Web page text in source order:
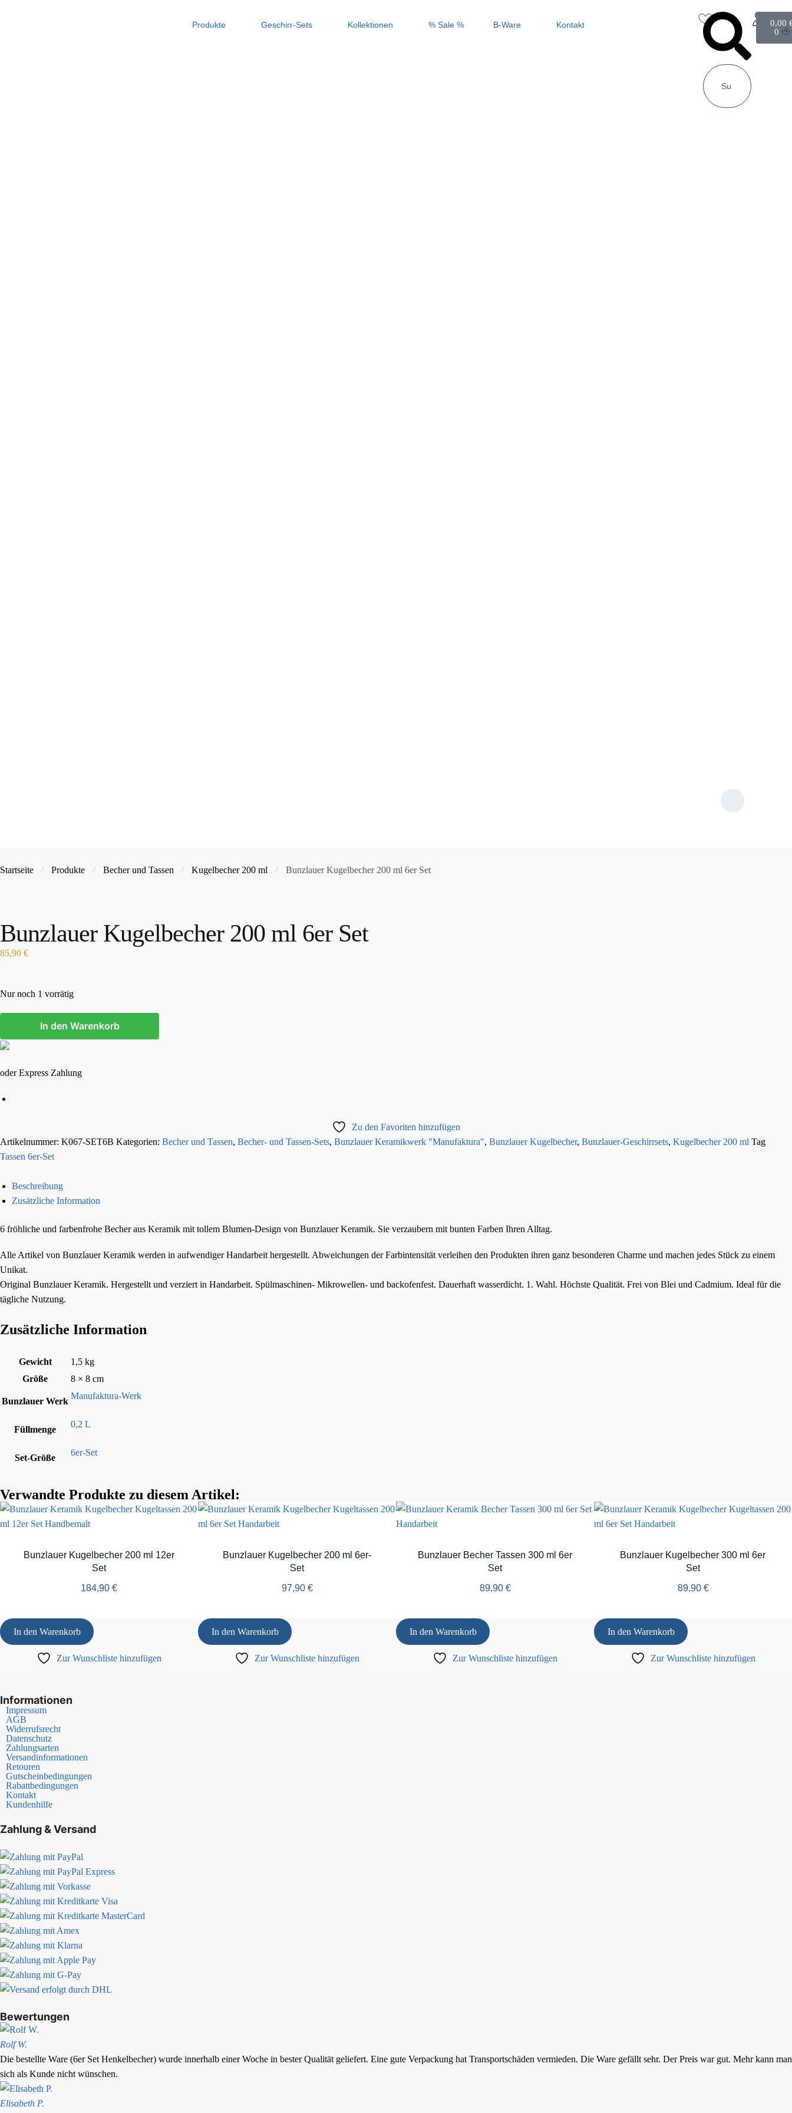
Produkte Geschirr-Sets Kollektionen % Sale % B-Ware Kontakt 0,00
0
Startseite / Produkte / Becher und Tassen / Kugelbecher 200 ml / Bunzlauer Kugelbecher 200 ml 6er Set
Bunzlauer Kugelbecher 200 ml 6er Set
85,90 €
Nur noch 1 vorrätig
In den Warenkorb
oder Express Zahlung
Zu den Favoriten hinzufügen
Artikelnummer: K067-SET6B Kategorien: Becher und Tassen, Becher- und Tassen-Sets, Bunzlauer Keramikwerk "Manufaktura", Bunzlauer Kugelbecher, Bunzlauer-Geschirrsets, Kugelbecher 200 ml Tag
Tassen 6er-Set
Beschreibung
Zusätzliche Information
6 fröhliche und farbenfrohe Becher aus Keramik mit tollem Blumen-Design von Bunzlauer Keramik. Sie verzaubern mit bunten Farben Ihren Alltag.
Alle Artikel von Bunzlauer Keramik werden in aufwendiger Handarbeit hergestellt. Abweichungen der Farbintensität verleihen den Produkten ihren ganz besonderen Charme und machen jedes Stück zu einem
Unikat.
Original Bunzlauer Keramik. Hergestellt und verziert in Handarbeit. Spülmaschinen- Mikrowellen- und backofenfest. Dauerhaft wasserdicht. 1. Wahl. Höchste Qualität. Frei von Blei und Cadmium. Ideal für die
tägliche Nutzung.
Zusätzliche Information
Gewicht
1,5 kg
Größe
8 × 8 cm
Bunzlauer Werk
Manufaktura-Werk
Füllmenge
0,2 L
Set-Größe
6er-Set
Verwandte Produkte zu diesem Artikel:
Bunzlauer Kugelbecher 200 ml 12er
Set
184,90 €
In den Warenkorb
Zur Wunschliste hinzufügen
Bunzlauer Kugelbecher 200 ml 6er-
Set
97,90 €
In den Warenkorb
Zur Wunschliste hinzufügen
Bunzlauer Becher Tassen 300 ml 6er
Set
89,90 €
In den Warenkorb
Zur Wunschliste hinzufügen
Bunzlauer Kugelbecher 300 ml 6er
Set
89,90 €
In den Warenkorb
Zur Wunschliste hinzufügen
Informationen
Impressum
AGB
Widerrufsrecht
Datenschutz
Zahlungsarten
Versandinformationen
Retouren
Gutscheinbedingungen
Rabattbedingungen
Kontakt
Kundenhilfe
Zahlung & Versand
Bewertungen
Rolf W.
Die bestellte Ware (6er Set Henkelbecher) wurde innerhalb einer Woche in bester Qualität geliefert. Eine gute Verpackung hat Transportschäden vermieden. Die Ware gefällt sehr. Der Preis war gut. Mehr kann man
sich als Kunde nicht wünschen.
Elisabeth P.